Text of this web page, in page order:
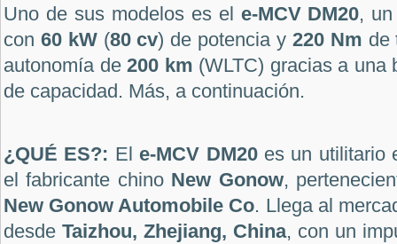
Uno de sus modelos es el e-MCV DM20,
con 60 kW(80 cv) de potencia y 220 Nm de
autonomía de200 km (WLTC) gracias a
de capacidad. Más, a continuación.
¿QUÉ ES?: El e-MCV DM20es un utilitario
el fabricante chino New Gonow,
New Gonow Automobile Co. Llega al
desde Taizhou, Zhejiang, China, con un